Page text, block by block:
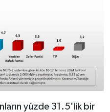
yüzde 31.5'lik bir